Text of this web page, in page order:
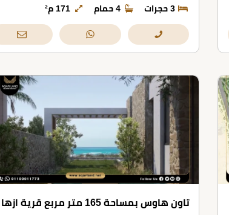
3 حجرات 4 حمام 171 م²
تاون هاوس بمساحة 165 متر مربع قرية ازها